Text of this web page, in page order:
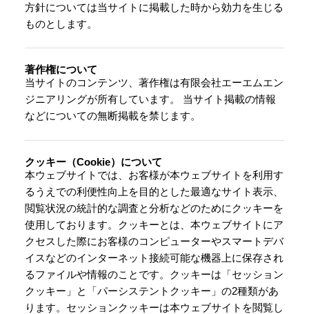
方針については当サイトに掲載した時から効力を生じる
ものとします。
著作権について
当サイトのコンテンツ、著作権は有限会社エーエムエン
ジニアリングが所有しています。 当サイト掲載の情報
などについての無断掲載を禁じます。
クッキー（Cookie）について
本ウェブサイトでは、お客様が本ウェブサイトを利用す
るうえでの利便性向上を目的とした最適なサイト表示、
閲覧状況の統計的な調査と分析などのためにクッキーを
使用しております。クッキーとは、本ウェブサイトにア
クセスした際にお客様のコンピューターやスマートデバ
イスなどのインターネット接続可能な機器上に保存され
るファイルや情報のことです。クッキーは「セッション
クッキー」と「パーシステントクッキー」の2種類があ
ります。セッションクッキーは本ウェブサイトを閲覧し